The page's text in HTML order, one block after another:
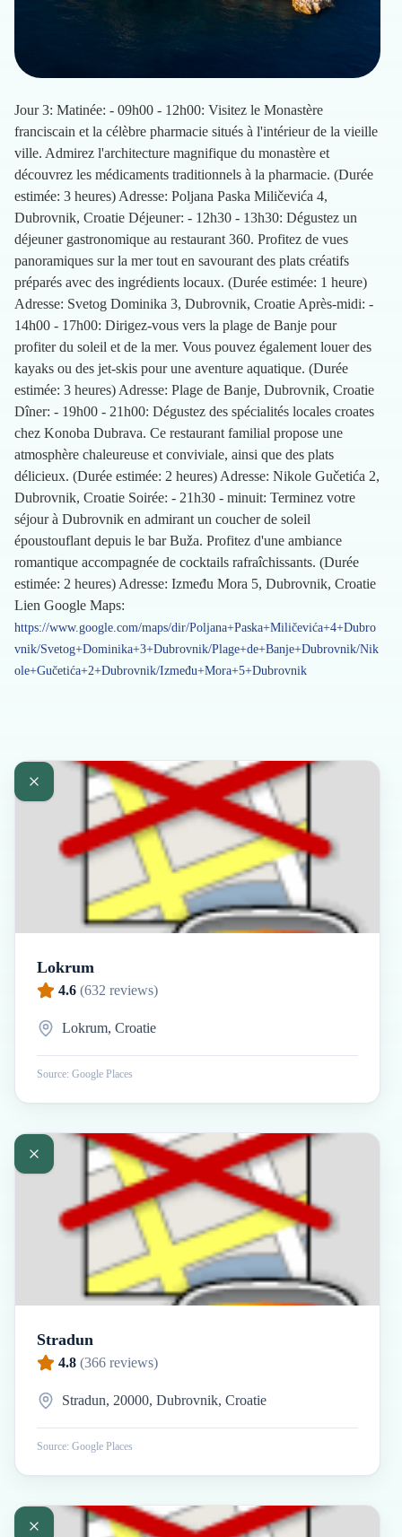
Jour 3: Matinée: - 09h00 - 12h00: Visitez le Monastère
franciscain et la célèbre pharmacie situés à l'intérieur de la vieille
ville. Admirez l'architecture magnifique du monastère et
découvrez les médicaments traditionnels à la pharmacie. (Durée
estimée: 3 heures) Adresse: Poljana Paska Miličevića 4,
Dubrovnik, Croatie Déjeuner: - 12h30 - 13h30: Dégustez un
déjeuner gastronomique au restaurant 360. Profitez de vues
panoramiques sur la mer tout en savourant des plats créatifs
préparés avec des ingrédients locaux. (Durée estimée: 1 heure)
Adresse: Svetog Dominika 3, Dubrovnik, Croatie Après-midi: -
14h00 - 17h00: Dirigez-vous vers la plage de Banje pour
profiter du soleil et de la mer. Vous pouvez également louer des
kayaks ou des jet-skis pour une aventure aquatique. (Durée
estimée: 3 heures) Adresse: Plage de Banje, Dubrovnik, Croatie
Dîner: - 19h00 - 21h00: Dégustez des spécialités locales croates
chez Konoba Dubrava. Ce restaurant familial propose une
atmosphère chaleureuse et conviviale, ainsi que des plats
délicieux. (Durée estimée: 2 heures) Adresse: Nikole Gučetića 2,
Dubrovnik, Croatie Soirée: - 21h30 - minuit: Terminez votre
séjour à Dubrovnik en admirant un coucher de soleil
époustouflant depuis le bar Buža. Profitez d'une ambiance
romantique accompagnée de cocktails rafraîchissants. (Durée
estimée: 2 heures) Adresse: Između Mora 5, Dubrovnik, Croatie
Lien Google Maps:
https://www.google.com/maps/dir/Poljana+Paska+Miličevića+4+Dubro
vnik/Svetog+Dominika+3+Dubrovnik/Plage+de+Banje+Dubrovnik/Nik
ole+Gučetića+2+Dubrovnik/Između+Mora+5+Dubrovnik
Lokrum
4.6 (632 reviews)
Lokrum, Croatie
Source: Google Places
Stradun
4.8 (366 reviews)
Stradun, 20000, Dubrovnik, Croatie
Source: Google Places